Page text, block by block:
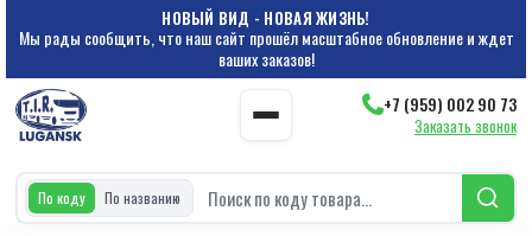
НОВЫЙ ВИД - НОВАЯ ЖИЗНЬ!
Мы рады сообщить, что наш сайт прошёл масштабное обновление и ждет
ваших заказов!
+7 (959) 002 90 73
Заказать звонок
По коду По названию